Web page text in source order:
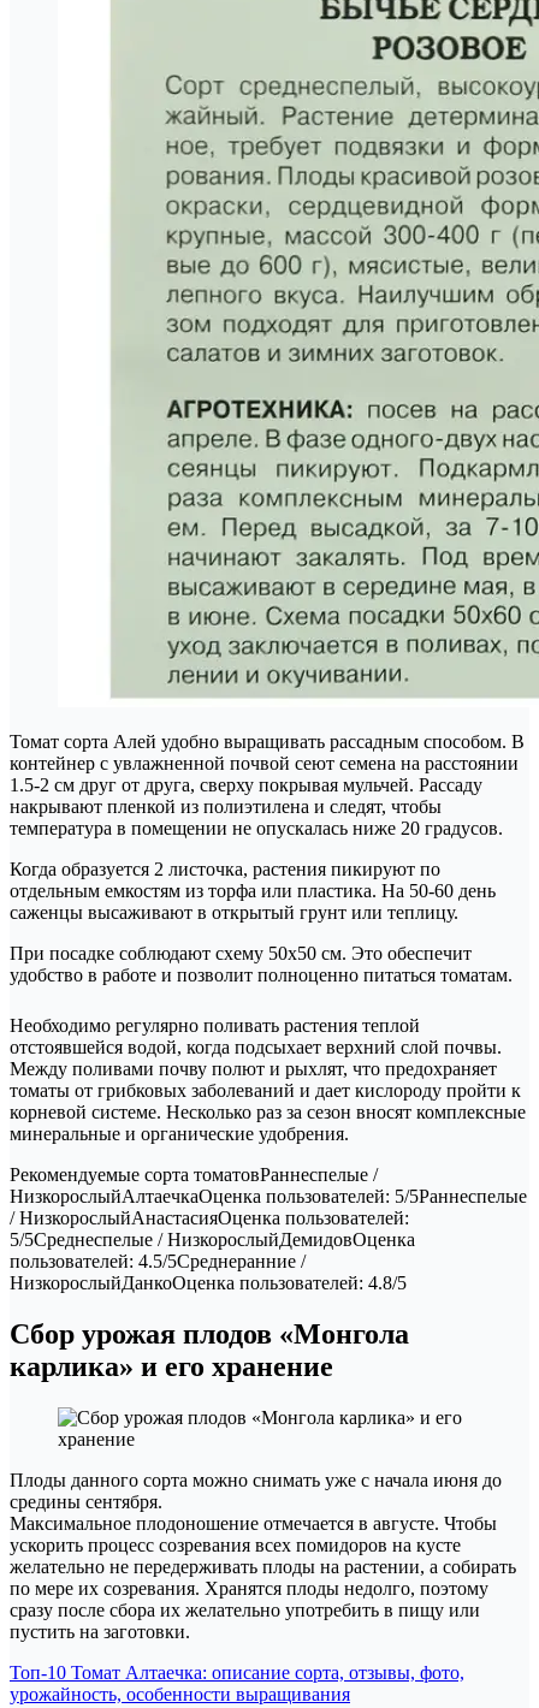
Томат сорта Алей удобно выращивать рассадным способом. В
контейнер с увлажненной почвой сеют семена на расстоянии
1.5-2 см друг от друга, сверху покрывая мульчей. Рассаду
накрывают пленкой из полиэтилена и следят, чтобы
температура в помещении не опускалась ниже 20 градусов.
Когда образуется 2 листочка, растения пикируют по
отдельным емкостям из торфа или пластика. На 50-60 день
саженцы высаживают в открытый грунт или теплицу.
При посадке соблюдают схему 50х50 см. Это обеспечит
удобство в работе и позволит полноценно питаться томатам.
Необходимо регулярно поливать растения теплой
отстоявшейся водой, когда подсыхает верхний слой почвы.
Между поливами почву полют и рыхлят, что предохраняет
томаты от грибковых заболеваний и дает кислороду пройти к
корневой системе. Несколько раз за сезон вносят комплексные
минеральные и органические удобрения.
Рекомендуемые сорта томатовРаннеспелые /
НизкорослыйАлтаечкаОценка пользователей: 5/5Раннеспелые
/ НизкорослыйАнастасияОценка пользователей:
5/5Среднеспелые / НизкорослыйДемидовОценка
пользователей: 4.5/5Среднеранние /
НизкорослыйДанкоОценка пользователей: 4.8/5
Сбор урожая плодов «Монгола
карлика» и его хранение
Плоды данного сорта можно снимать уже с начала июня до
средины сентября.
Максимальное плодоношение отмечается в августе. Чтобы
ускорить процесс созревания всех помидоров на кусте
желательно не передерживать плоды на растении, а собирать
по мере их созревания. Хранятся плоды недолго, поэтому
сразу после сбора их желательно употребить в пищу или
пустить на заготовки.
Навигация
Топ-10 Томат Алтаечка: описание сорта, отзывы, фото,
урожайность, особенности выращивания